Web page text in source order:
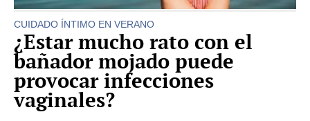
CUIDADO ÍNTIMO EN VERANO
¿Estar mucho rato con el
bañador mojado puede
provocar infecciones
vaginales?